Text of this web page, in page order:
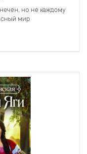
но не каждому
мир